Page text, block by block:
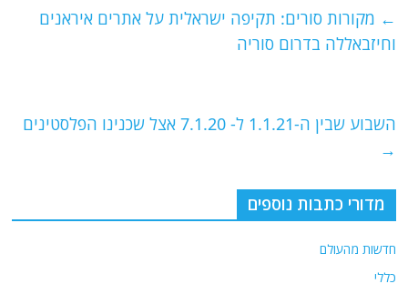
s
A
g
ra
l
er
e
k
← מקורות סורים: תקיפה ישראלית על אתרים איראנים
וחיזבאללה בדרום סוריה
השבוע שבין ה-1.1.21 ל- 7.1.20 אצל שכנינו הפלסטינים
→
מדורי כתבות נוספים
חדשות מהעולם
כללי